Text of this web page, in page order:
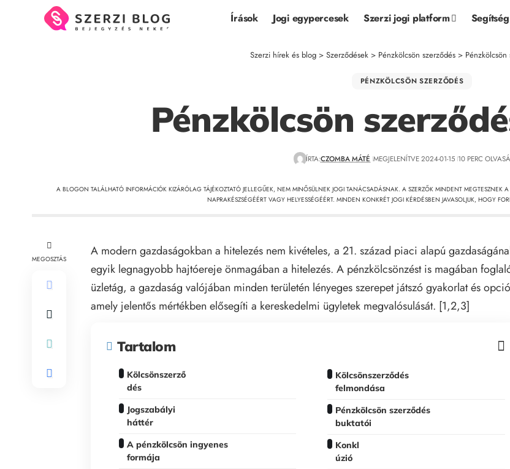
Írások Jogi egypercesek Szerzi jogi platform Segítség
Szerzi hírek és blog > Szerződések > Pénzkölcsön szerződés >
PÉNZKÖLCSÖN SZERZŐDÉS
Pénzkölcsön
ÍRTA:CZOMBA MÁTÉ MEGJELENÍTVE 2024-01-15 10 PERC
A BLOGON TALÁLHATÓ INFORMÁCIÓK KIZÁRÓLAG TÁJÉKOZTATÓ JELLEGŰEK, NEM MINŐSÜLNEK JOGI TANÁCSADÁSNAK. A SZERZŐK MINDENT MEGTESZNEK
NAPRAKÉSZSÉGÉÉRT VAGY HELYESSÉGÉÉRT. MINDEN KONKRÉT JOGI KÉRDÉSBEN JAVASOLJUK, HOGY
MEGOSZTÁS
A modern gazdaságokban a hitelezés nem kivételes, a 21. század piaci alapú
egyik legnagyobb hajtóereje önmagában a hitelezés. A pénzkölcsönzést is magában
üzletág, a gazdaság valójában minden területén lényeges szerepet játszó gyakorlat és
amely jelentős mértékben elősegíti a kereskedelmi ügyletek megvalósulását. [1,2,3]
Tartalom
Kölcsönszerző
dés
Jogszabályi
háttér
A pénzkölcsön ingyenes
formája
Kölcsönszerződés
felmondása
Pénzkölcsön szerződés
buktatói
Konkl
úzió